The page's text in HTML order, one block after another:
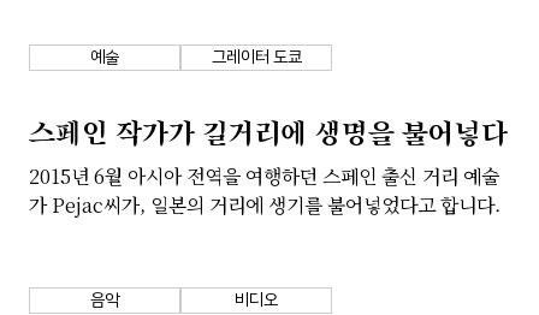
예술 그레이터 도쿄
스페인 작가가 길거리에 생명을 불어넣다
2015년 6월 아시아 전역을 여행하던 스페인 출신 거리 예술
가 Pejac씨가, 일본의 거리에 생기를 불어넣었다고 합니다.
음악 비디오